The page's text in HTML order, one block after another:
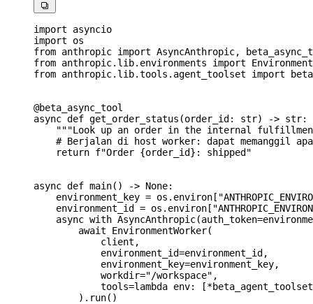

import asyncio
import os
from anthropic import AsyncAnthropic,
from anthropic.lib.environments import
from anthropic.lib.tools.agent_toolset import
@beta_async_tool
async def get_order_status (order_id : str) -> str:
"""Look up an order in the internal
# Berjalan di host worker: dapat memanggil
    return
f"Order {order_id} : shipped"
async def main() -> None:
    environment_key
= os.environ[
    environment_id
= os.environ[
    async
with AsyncAnthropic(auth_token=
        await
EnvironmentWorker(
            client,
            environment_id
=environment_id,
            environment_key
=environment_key,
            workdir
="/workspace" ,
            tools
=lambda env: [*
        ).run()